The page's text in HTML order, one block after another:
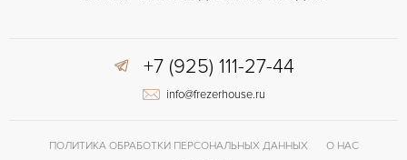
+7 (925) 111-27-44
info@frezerhouse.ru
ПОЛИТИКА ОБРАБОТКИ ПЕРСОНАЛЬНЫХ ДАННЫХ
О НАС